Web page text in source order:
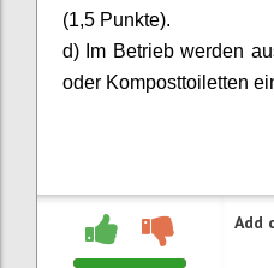
(1,5 Punkte).
d) Im Betrieb werden
oder Komposttoiletten
Add